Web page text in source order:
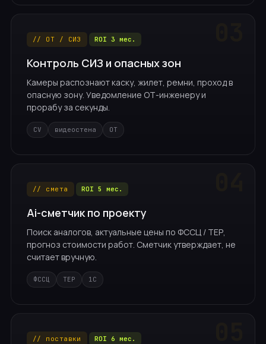
// ОТ / СИЗ ROI 3 мес.
Контроль СИЗ и опасных зон
Камеры распознают каску, жилет, ремни, проход в
опасную зону. Уведомление ОТ-инженеру и
прорабу за секунды.
CV видеостена ОТ
// смета ROI 5 мес.
Ai-сметчик по проекту
Поиск аналогов, актуальные цены по ФССЦ / ТЕР,
прогноз стоимости работ. Сметчик утверждает, не
считает вручную.
ФССЦ ТЕР 1С
// поставки ROI 6 мес.